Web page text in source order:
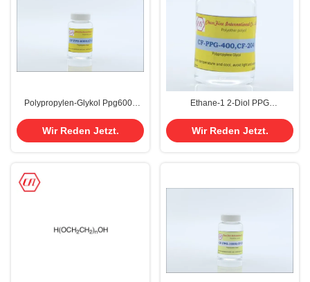
Polypropylen-Glykol Ppg6000
Wir Reden Jetzt.
Ethane-1 2-Diol PPG
Cas 31923-84-9 Propoxylated
Wir Reden Jetzt.